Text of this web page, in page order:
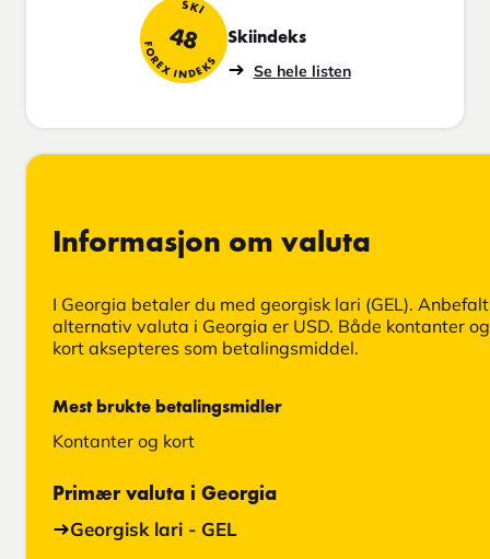
SKI
48
FOREX INDEKS Skiindeks
Se hele listen
Informasjon om valuta
I Georgia betaler du med georgisk lari (GEL). Anbefalt
alternativ valuta i Georgia er USD. Både kontanter og
kort aksepteres som betalingsmiddel.
Mest brukte betalingsmidler
Kontanter og kort
Primær valuta i Georgia
Georgisk lari - GEL